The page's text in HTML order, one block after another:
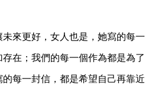
來更好，女人也是，她寫的每一
在；我們的每一個作為都是為了
每一封信，都是希望自己再靠近